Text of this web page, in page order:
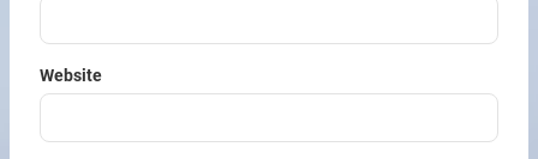
Website